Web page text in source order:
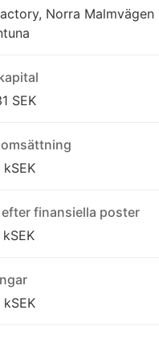
Norra Malmvägen
SEK
finansiella poster